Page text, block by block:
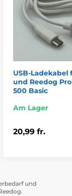
USB-Ladekabel
und Reedog
500 Basic
Am Lager
20,99 fr.
und